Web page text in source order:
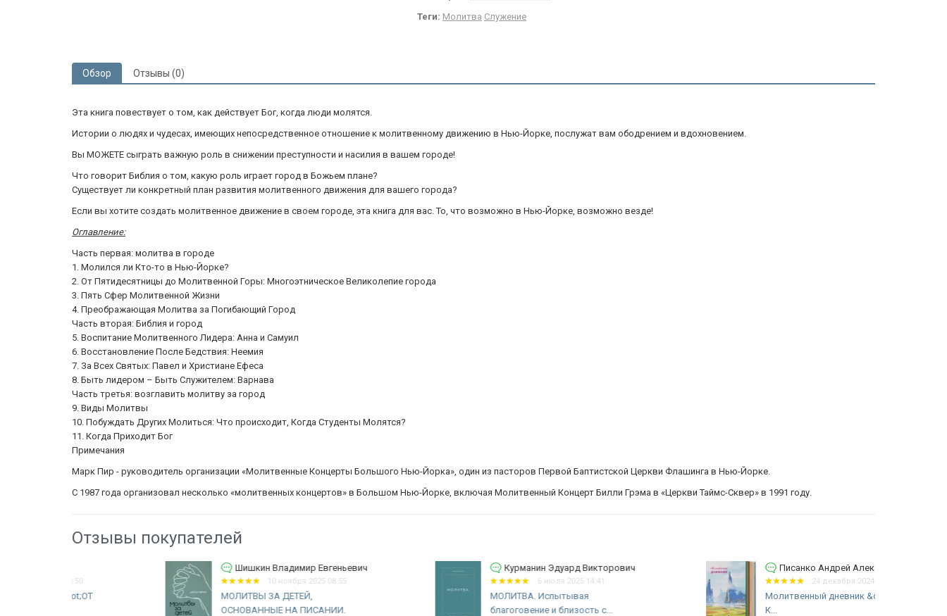
Теги: Молитва Служение
Обзор Отзывы (0)
Эта книга повествует о том, как действует Бог, когда люди молятся.
Истории о людях и чудесах, имеющих непосредственное отношение к молитвенному движению в Нью-Йорке, послужат вам ободрением и вдохновением.
Вы МОЖЕТЕ сыграть важную роль в снижении преступности и насилия в вашем городе!
Что говорит Библия о том, какую роль играет город в Божьем плане?
Существует ли конкретный план развития молитвенного движения для вашего города?
Если вы хотите создать молитвенное движение в своем городе, эта книга для вас. То, что возможно в Нью-Йорке, возможно везде!
Оглавление:
Часть первая: молитва в городе
1. Молился ли Кто-то в Нью-Йорке?
2. От Пятидесятницы до Молитвенной Горы: Многоэтническое Великолепие города
3. Пять Сфер Молитвенной Жизни
4. Преображающая Молитва за Погибающий Город
Часть вторая: Библия и город
5. Воспитание Молитвенного Лидера: Анна и Самуил
6. Восстановление После Бедствия: Неемия
7. За Всех Святых: Павел и Христиане Ефеса
8. Быть лидером – Быть Служителем: Варнава
Часть третья: возглавить молитву за город
9. Виды Молитвы
10. Побуждать Других Молиться: Что происходит, Когда Студенты Молятся?
11. Когда Приходит Бог
Примечания
Марк Пир - руководитель организации «Молитвенные Концерты Большого Нью-Йорка», один из пасторов Первой Баптистской Церкви Флашинга в Нью-Йорке.
С 1987 года организовал несколько «молитвенных концертов» в Большом Нью-Йорке, включая Молитвенный Концерт Билли Грэма в «Церкви Таймс-Сквер» в 1991 году.
Отзывы покупателей
Шишкин Владимир Евгеньевич
10 ноября 2025 08:55
МОЛИТВЫ ЗА ДЕТЕЙ,
ОСНОВАННЫЕ НА ПИСАНИИ.
Курманин Эдуард Викторович
6 июля 2025 14:41
МОЛИТВА. Испытывая
благоговение и близость с...
Писанко Андрей Алексеевич
24 декабря 2024 06:17
Молитвенный дневник &quot;ПУТЬ